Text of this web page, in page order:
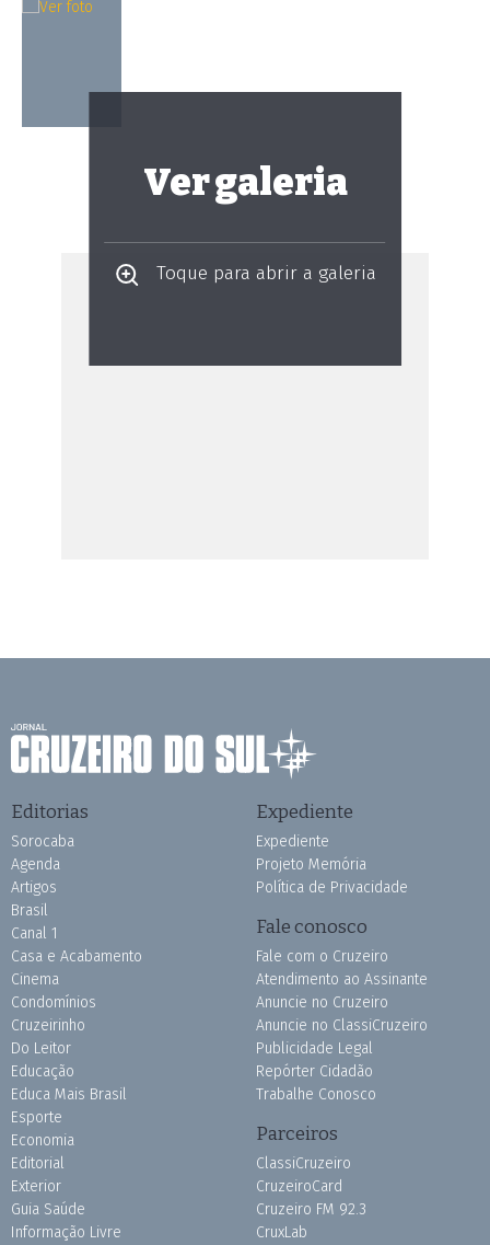
Ver galeria
Toque para abrir a galeria
Editorias
Sorocaba
Agenda
Artigos
Brasil
Canal 1
Casa e Acabamento
Cinema
Condomínios
Cruzeirinho
Do Leitor
Educação
Educa Mais Brasil
Esporte
Economia
Editorial
Exterior
Guia Saúde
Informação Livre
Expediente
Expediente
Projeto Memória
Política de Privacidade
Fale conosco
Fale com o Cruzeiro
Atendimento ao Assinante
Anuncie no Cruzeiro
Anuncie no ClassiCruzeiro
Publicidade Legal
Repórter Cidadão
Trabalhe Conosco
Parceiros
ClassiCruzeiro
CruzeiroCard
Cruzeiro FM 92.3
CruxLab